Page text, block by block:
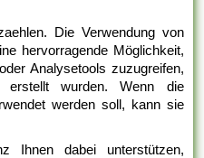
Die Verwendung von
hervorragende Möglichkeit,
Analysetools zuzugreifen,
wurden. Wenn die
werden soll, kann sie
Ihnen dabei unterstützen,